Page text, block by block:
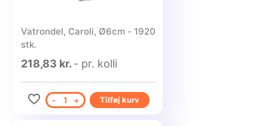
Vatrondel, Caroli, Ø6cm - 1920
stk.
218,83 kr. - pr. kolli
- 1 + Tilføj kurv